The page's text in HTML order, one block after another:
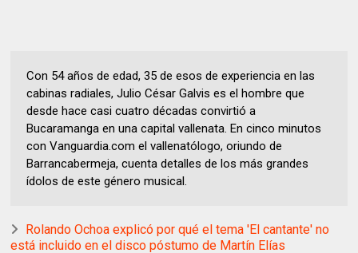
Con 54 años de edad, 35 de esos de experiencia en las
cabinas radiales, Julio César Galvis es el hombre que
desde hace casi cuatro décadas convirtió a
Bucaramanga en una capital vallenata. En cinco minutos
con Vanguardia.com el vallenatólogo, oriundo de
Barrancabermeja, cuenta detalles de los más grandes
ídolos de este género musical.
Rolando Ochoa explicó por qué el tema 'El cantante' no
está incluido en el disco póstumo de Martín Elías